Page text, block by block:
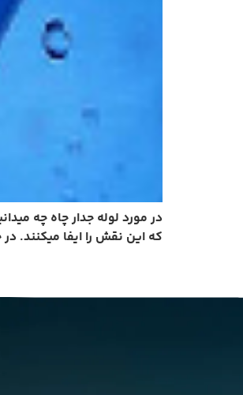
در مورد لوله جدار چاه چه
که این نقش را ایفا میکنند.